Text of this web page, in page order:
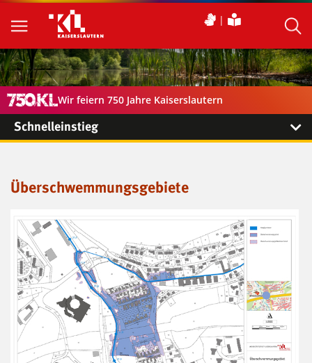
Wir feiern 750 Jahre Kaiserslautern
Schnelleinstieg
Überschwemmungsgebiete